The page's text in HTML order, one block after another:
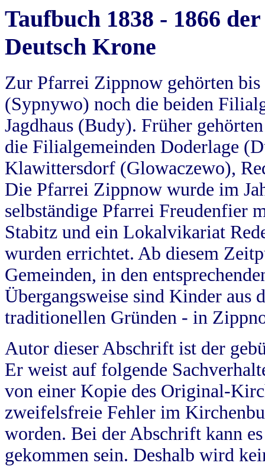
Taufbuch 1838 - 1866
Deutsch Krone
Zur Pfarrei Zippnow gehörten
(Sypnywo) noch die beiden
Jagdhaus (Budy). Früher
die Filialgemeinden Doderlage
Klawittersdorf (Glowaczewo),
Die Pfarrei Zippnow wurde im
selbständige Pfarrei Freudenfier
Stabitz und ein Lokalvikariat
wurden errichtet. Ab diesem
Gemeinden, in den
Übergangsweise sind Kinder aus
traditionellen Gründen - in
Autor dieser Abschrift ist der
Er weist auf folgende
von einer Kopie des Original-
zweifelsfreie Fehler im
worden. Bei der Abschrift kann
gekommen sein. Deshalb wird